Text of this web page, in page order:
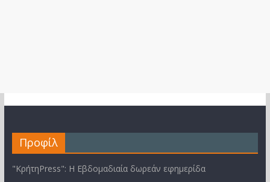
Προφίλ
"ΚρήτηPress": Η Εβδομαδιαία δωρεάν εφημερίδα